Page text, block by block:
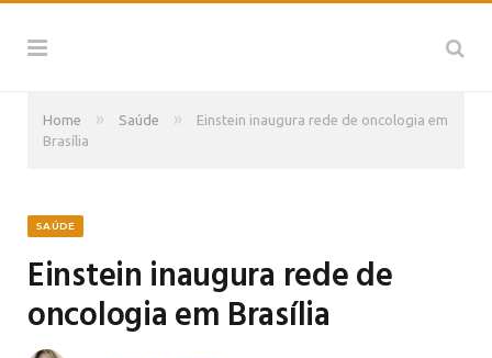
Home » Saúde »
Einstein inaugura rede de oncologia em
Brasília
SAÚDE
Einstein inaugura rede de
oncologia em Brasília